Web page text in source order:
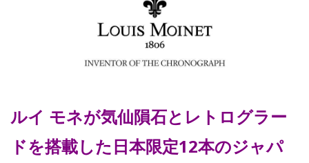
ルイ モネが気仙隕石とレトログラー
ドを搭載した日本限定12本のジャパ